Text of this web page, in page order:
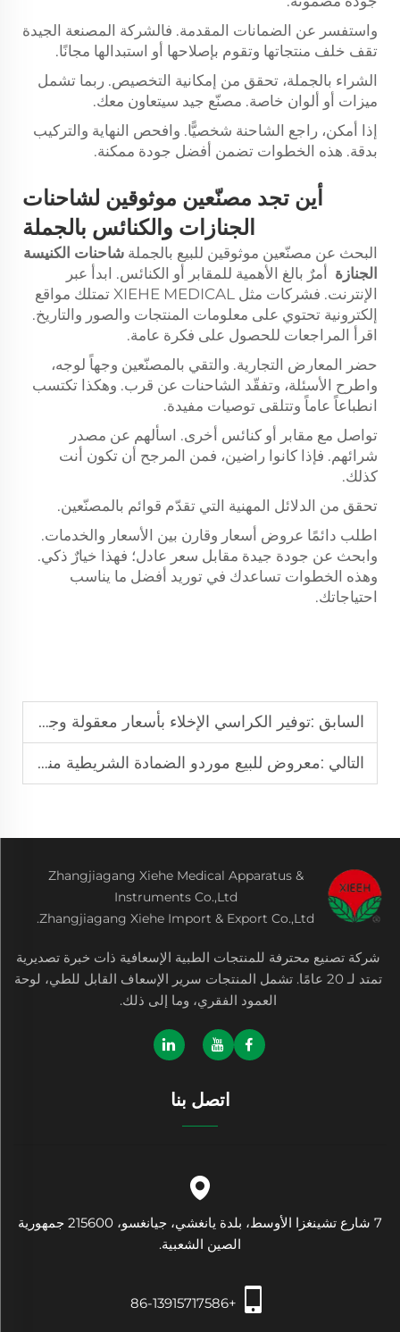
واستفسر عن الضمانات المقدمة. فالشركة المصنعة الجيدة
تقف خلف منتجاتها وتقوم بإصلاحها أو استبدالها مجانًا.
الشراء بالجملة، تحقق من إمكانية التخصيص. ربما تشمل
ميزات أو ألوان خاصة. مصنّع جيد سيتعاون معك.
إذا أمكن، راجع الشاحنة شخصيًّا. وافحص النهاية والتركيب
بدقة. هذه الخطوات تضمن أفضل جودة ممكنة.
أين تجد مصنّعين موثوقين لشاحنات
الجنازات والكنائس بالجملة
البحث عن مصنّعين موثوقين للبيع بالجملة شاحنات الكنيسة
الجنازة
أمرٌ بالغ الأهمية للمقابر أو الكنائس. ابدأ عبر
الإنترنت. فشركات مثل XIEHE MEDICAL تمتلك مواقع
إلكترونية تحتوي على معلومات المنتجات والصور والتاريخ.
اقرأ المراجعات للحصول على فكرة عامة.
حضر المعارض التجارية. والتقي بالمصنّعين وجهاً لوجه،
واطرح الأسئلة، وتفقّد الشاحنات عن قرب. وهكذا تكتسب
انطباعاً عاماً وتتلقى توصيات مفيدة.
تواصل مع مقابر أو كنائس أخرى. اسألهم عن مصدر
شرائهم. فإذا كانوا راضين، فمن المرجح أن تكون أنت
كذلك.
تحقق من الدلائل المهنية التي تقدّم قوائم بالمصنّعين.
اطلب دائمًا عروض أسعار وقارن بين الأسعار والخدمات.
وابحث عن جودة جيدة مقابل سعر عادل؛ فهذا خيارٌ ذكي.
وهذه الخطوات تساعدك في توريد أفضل ما يناسب
احتياجاتك.
السابق :توفير الكراسي الإخلاء بأسعار معقولة وجودة عالية مباشرة من المصنع.
التالي :معروض للبيع موردو الضمادة الشريطية منتجات الإسعافات الأولية الخارجية الضرورية
Zhangjiagang Xiehe Medical Apparatus &
Instruments Co.,Ltd
Zhangjiagang Xiehe Import & Export Co.,Ltd.
شركة تصنيع محترفة للمنتجات الطبية الإسعافية ذات خبرة تصديرية
تمتد لـ 20 عامًا. تشمل المنتجات سرير الإسعاف القابل للطي، لوحة
العمود الفقري، وما إلى ذلك.
اتصل بنا
7 شارع تشينغزا الأوسط، بلدة يانغشي، جيانغسو، 215600 جمهورية
الصين الشعبية.
+86-13915717586